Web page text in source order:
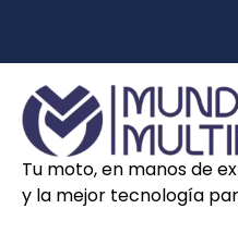
Tu moto, en manos de
y la mejor tecnología